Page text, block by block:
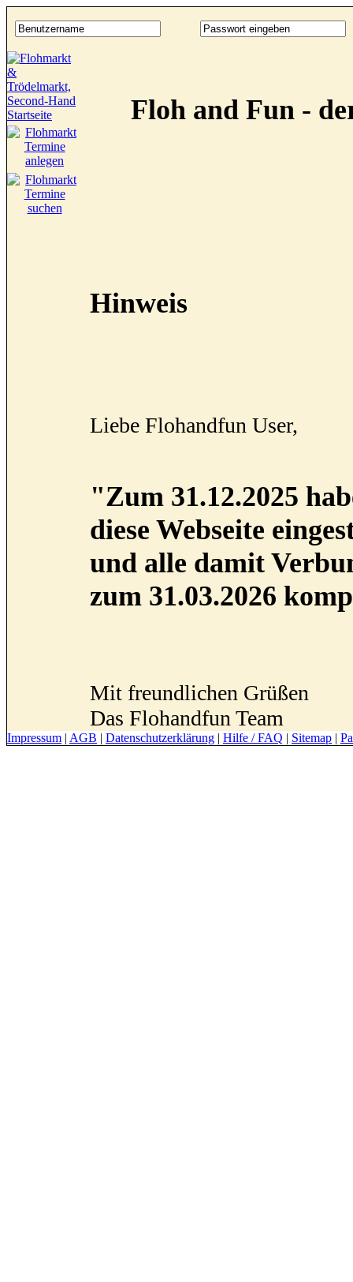
Floh and Fun -
Hinweis
Liebe Flohandfun User,
"Zum 31.12.2025
diese Webseite
und alle damit
zum 31.03.2026
Mit freundlichen Grüßen
Das Flohandfun Team
Impressum | AGB | Datenschutzerklärung | Hilfe / FAQ | Sitemap |